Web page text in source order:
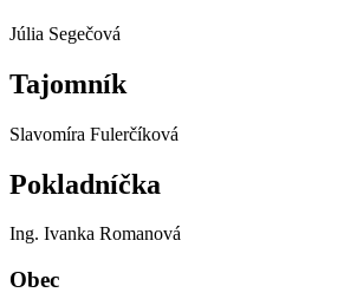
Júlia Segečová
Tajomník
Slavomíra Fulerčíková
Pokladníčka
Ing. Ivanka Romanová
Obec